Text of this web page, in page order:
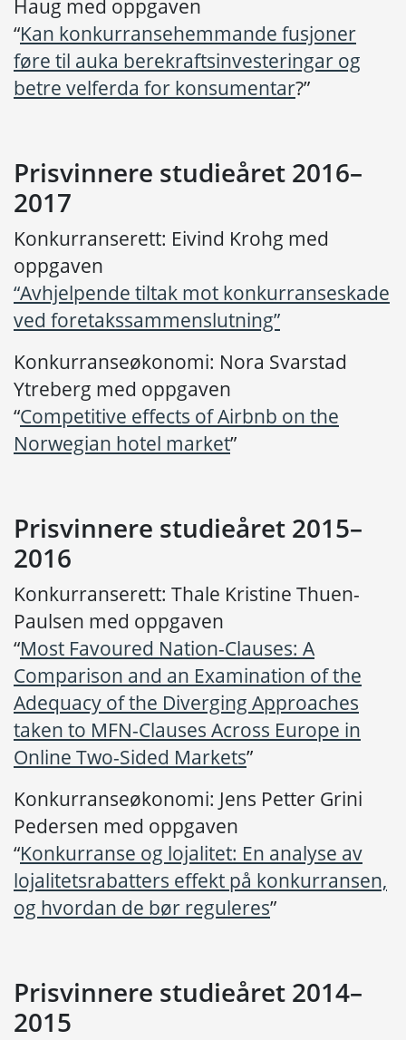
Haug med oppgaven
“Kan konkurransehemmande fusjoner
føre til auka berekraftsinvesteringar og
betre velferda for konsumentar?”
Prisvinnere studieåret 2016–
2017
Konkurranserett: Eivind Krohg med
oppgaven
“Avhjelpende tiltak mot konkurranseskade
ved foretakssammenslutning”
Konkurranseøkonomi: Nora Svarstad
Ytreberg med oppgaven
“Competitive effects of Airbnb on the
Norwegian hotel market”
Prisvinnere studieåret 2015–
2016
Konkurranserett: Thale Kristine Thuen-
Paulsen med oppgaven
“Most Favoured Nation-Clauses: A
Comparison and an Examination of the
Adequacy of the Diverging Approaches
taken to MFN-Clauses Across Europe in
Online Two-Sided Markets”
Konkurranseøkonomi: Jens Petter Grini
Pedersen med oppgaven
“Konkurranse og lojalitet: En analyse av
lojalitetsrabatters effekt på konkurransen,
og hvordan de bør reguleres”
Prisvinnere studieåret 2014–
2015